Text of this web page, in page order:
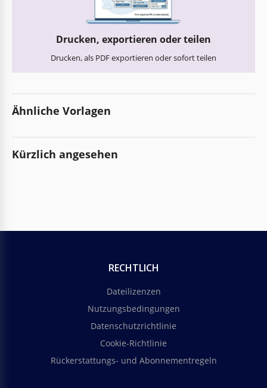
Drucken, exportieren oder teilen
Drucken, als PDF exportieren oder sofort teilen
Ähnliche Vorlagen
Kürzlich angesehen
RECHTLICH
Dateilizenzen
Nutzungsbedingungen
Datenschutzrichtlinie
Cookie-Richtlinie
Rückerstattungs- und Abonnementregeln